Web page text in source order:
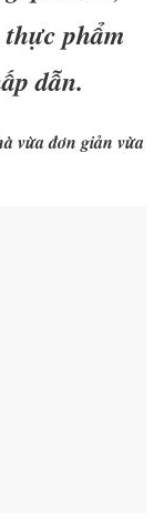
phẩm
dẫn.
vừa đơn giản vừa